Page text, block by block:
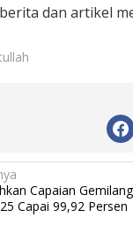
dan artikel
Capaian
Capai 99,92 Persen